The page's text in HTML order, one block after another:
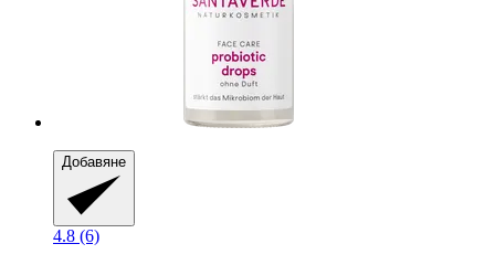
Добавяне
4.8 (6)